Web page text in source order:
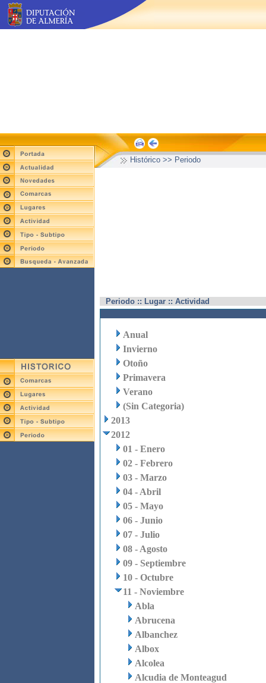
Histórico >> Periodo
Periodo :: Lugar :: Actividad
Anual
Invierno
Otoño
Primavera
Verano
(Sin Categoria)
2013
2012
01 - Enero
02 - Febrero
03 - Marzo
04 - Abril
05 - Mayo
06 - Junio
07 - Julio
08 - Agosto
09 - Septiembre
10 - Octubre
11 - Noviembre
Abla
Abrucena
Albanchez
Albox
Alcolea
Alcudia de Monteagud